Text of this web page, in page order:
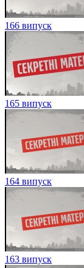
166 випуск
165 випуск
164 випуск
163 випуск